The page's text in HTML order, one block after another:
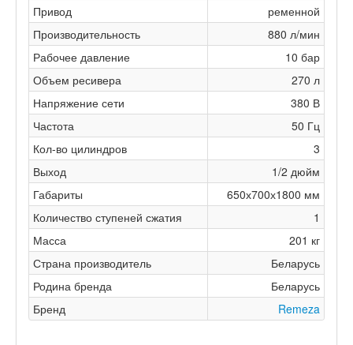
Привод
ременной
Производительность
880 л/мин
Рабочее давление
10 бар
Объем ресивера
270 л
Напряжение сети
380 В
Частота
50 Гц
Кол-во цилиндров
3
Выход
1/2 дюйм
Габариты
650х700х1800 мм
Количество ступеней сжатия
1
Масса
201 кг
Страна производитель
Беларусь
Родина бренда
Беларусь
Бренд
Remeza